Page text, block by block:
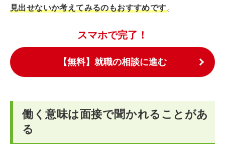
見出せないか考えてみるのもおすすめです。
スマホで完了！
【無料】就職の相談に進む
働く意味は面接で聞かれることがあ
る